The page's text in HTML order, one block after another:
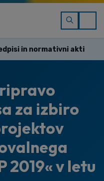
in normativni akti
za izbiro
2019« v letu